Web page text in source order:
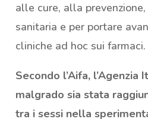
alle cure, alla prevenzione,
sanitaria e per portare
cliniche ad hoc sui farmaci.
Secondo l’Aifa, l’Agenzia
malgrado sia stata
tra i sessi nella